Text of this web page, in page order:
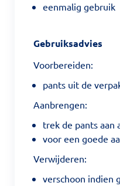
eenmalig gebruik
Gebruiksadvies
Voorbereiden:
pants uit de
Aanbrengen:
trek de pants aan
voor een goede
Verwijderen:
verschoon indien